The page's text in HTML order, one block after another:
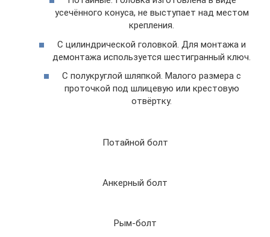
усечённого конуса, не выступает над местом
крепления.
С цилиндрической головкой. Для монтажа и
демонтажа используется шестигранный ключ.
С полукруглой шляпкой. Малого размера с
проточкой под шлицевую или крестовую
отвёртку.
Потайной болт
Анкерный болт
Рым-болт